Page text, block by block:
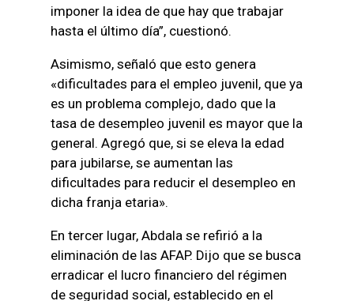
imponer la idea de que hay que trabajar
hasta el último día”, cuestionó.
Asimismo, señaló que esto genera
«dificultades para el empleo juvenil, que ya
es un problema complejo, dado que la
tasa de desempleo juvenil es mayor que la
general. Agregó que, si se eleva la edad
para jubilarse, se aumentan las
dificultades para reducir el desempleo en
dicha franja etaria».
En tercer lugar, Abdala se refirió a la
eliminación de las AFAP. Dijo que se busca
erradicar el lucro financiero del régimen
de seguridad social, establecido en el